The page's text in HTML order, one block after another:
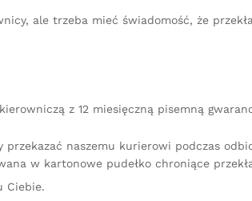
ale trzeba mieć świadomość, że
z 12 miesięczną pisemną
naszemu kurierowi podczas
w kartonowe pudełko chroniące
Ciebie.